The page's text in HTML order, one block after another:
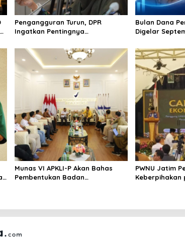
Pengangguran Turun, DPR
Ingatkan Pentingnya
Layak
Bulan Dana
Digelar
Berkelanjutan
Munas VI APKLI-P Akan Bahas
Pembentukan Badan
PWNU Jatim
Keberpihakan